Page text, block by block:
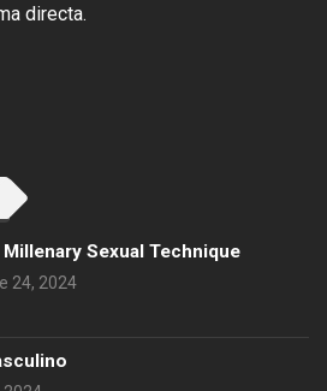
directa.
Millenary Sexual Technique
24, 2024